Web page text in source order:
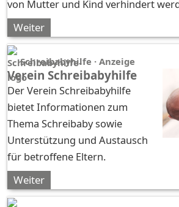
von Mutter und Kind verhindert
Weiter
Schreibabyhilfe · Anzeige
Verein Schreibabyhilfe
Der Verein Schreibabyhilfe
bietet Informationen zum
Thema Schreibaby sowie
Unterstützung und Austausch
für betroffene Eltern.
Weiter